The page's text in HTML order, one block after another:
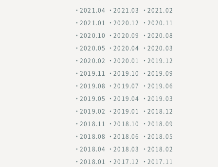
2021.04 2021.03 2021.02
2021.01 2020.12 2020.11
2020.10 2020.09 2020.08
2020.05 2020.04 2020.03
2020.02 2020.01 2019.12
2019.11 2019.10 2019.09
2019.08 2019.07 2019.06
2019.05 2019.04 2019.03
2019.02 2019.01 2018.12
2018.11 2018.10 2018.09
2018.08 2018.06 2018.05
2018.04 2018.03 2018.02
2018.01 2017.12 2017.11